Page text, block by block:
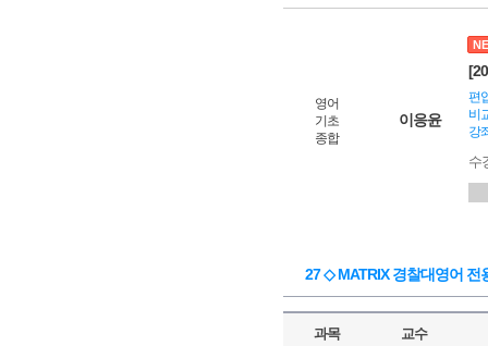
영어
기초
종합
이응윤
편
비
강
수
27 ◇ MATRIX 경찰대영어 전
과목 교수